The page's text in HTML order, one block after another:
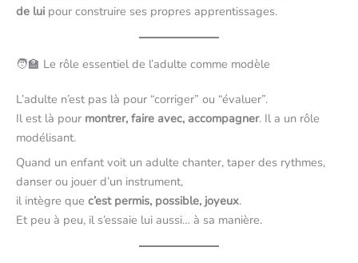
de lui pour construire ses propres apprentissages.
🧑‍🏫 Le rôle essentiel de l’adulte comme modèle
L’adulte n’est pas là pour “corriger” ou “évaluer”.
Il est là pour montrer, faire avec, accompagner. Il a un rôle
modélisant.
Quand un enfant voit un adulte chanter, taper des rythmes,
danser ou jouer d’un instrument,
il intègre que c’est permis, possible, joyeux.
Et peu à peu, il s’essaie lui aussi… à sa manière.